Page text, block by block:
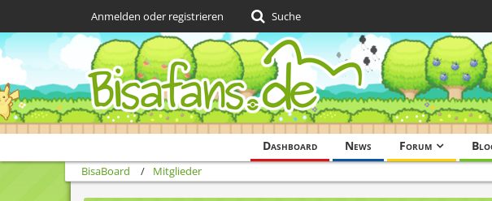
Dashboard News Forum
Anmelden oder registrieren Suche
BisaBoard Mitglieder